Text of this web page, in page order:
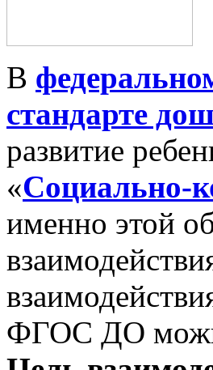
В
стандарте
развитие
«Социально-
именно этой
ФГОС ДО